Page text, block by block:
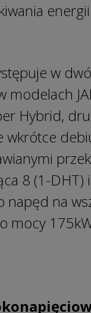
w
modelach
Hybrid,
wkrótce
8 (1-
na
mocy